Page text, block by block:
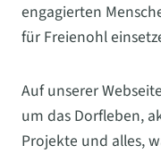
engagierten
für Freienohl
Auf unserer
um das Dorfleben,
Projekte und alles,